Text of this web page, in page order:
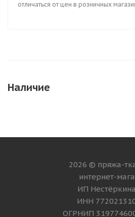
отличаться от цен в розничных
Наличие
2026 © пряжа-
интернет-
ИП
ИНН
ОГРНИП